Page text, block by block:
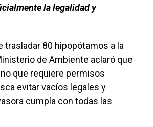
la legalidad y
trasladar 80 hipopótamos a la
de Ambiente aclaró que
que requiere permisos
evitar vacíos legales y
cumpla con todas las